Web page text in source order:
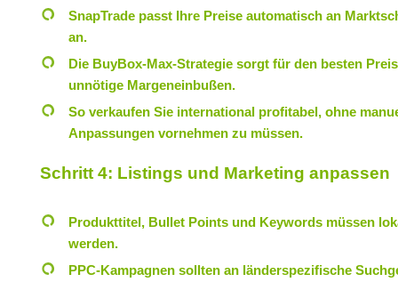
SnapTrade passt Ihre Preise automatisch an
an.
Die BuyBox-Max-Strategie sorgt für den besten
unnötige Margeneinbußen.
So verkaufen Sie international profitabel, ohne
Anpassungen vornehmen zu müssen.
Schritt 4: Listings und Marketing anpassen
Produkttitel, Bullet Points und Keywords müssen
werden.
PPC-Kampagnen sollten an länderspezifische